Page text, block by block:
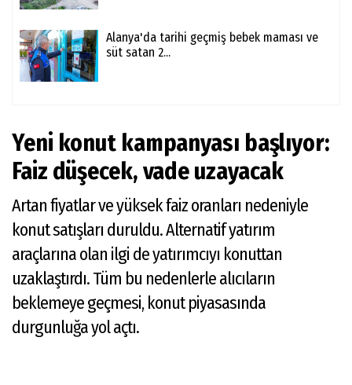
Alanya'da tarihi geçmiş bebek maması ve
süt satan 2...
Yeni konut kampanyası başlıyor:
Faiz düşecek, vade uzayacak
Artan fiyatlar ve yüksek faiz oranları nedeniyle
konut satışları duruldu. Alternatif yatırım
araçlarına olan ilgi de yatırımcıyı konuttan
uzaklaştırdı. Tüm bu nedenlerle alıcıların
beklemeye geçmesi, konut piyasasında
durgunluğa yol açtı.